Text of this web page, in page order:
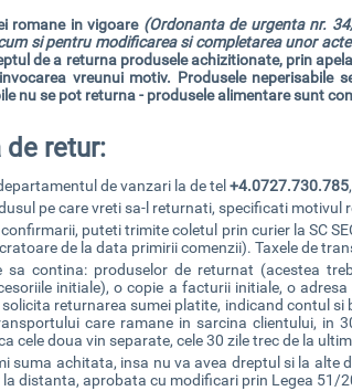
romane in vigoare (Ordonanta de urgenta nr.
si pentru modificarea si completarea unor
de a returna produsele achizitionate, prin
vreunui motiv. Produsele
nu se pot returna - produsele alimentare sunt
de retur:
de vanzari la de tel+4.0727.730.785
pe care vreti sa-l returnati, specificati motivul
puteti trimite coletul prin curier la SC
de la data primirii comenzii). Taxele de
sa contina: produselor de returnat (acestea
initiale), o copie a facturii initiale, o
returnarea sumei platite, indicand contul
care ramane in sarcina clientului, in
cele doua vin separate, cele 30 zile trec de la
suma achitata, insa nu va avea dreptul si la
distanta, aprobata cu modificari prin Legea 51/